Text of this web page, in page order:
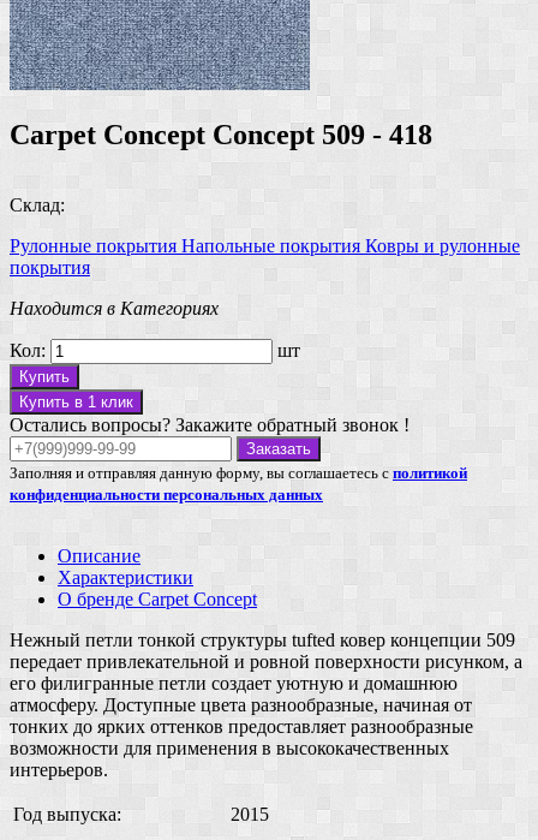
Carpet Concept Concept 509 - 418
Склад:
Рулонные покрытия Напольные покрытия Ковры и рулонные
покрытия
Находится в Категориях
Кол: шт
Купить
Купить в 1 клик
Остались вопросы? Закажите обратный звонок !
Заказать
Заполняя и отправляя данную форму, вы соглашаетесь с политикой
конфиденциальности персональных данных
Описание
Характеристики
О бренде Carpet Concept
Нежный петли тонкой структуры tufted ковер концепции 509
передает привлекательной и ровной поверхности рисунком, а
его филигранные петли создает уютную и домашнюю
атмосферу. Доступные цвета разнообразные, начиная от
тонких до ярких оттенков предоставляет разнообразные
возможности для применения в высококачественных
интерьеров.
Год выпуска: 2015